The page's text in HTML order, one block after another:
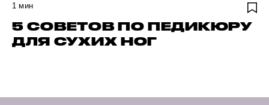
1 мин
5 СОВЕТОВ ПО ПЕДИКЮРУ
ДЛЯ СУХИХ НОГ